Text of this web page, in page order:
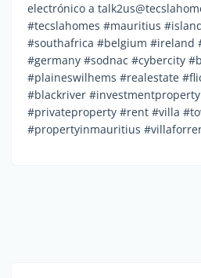
electrónico a
#tecslahomes #mauritius
#southafrica #belgium #ireland
#germany #sodnac #cybercity
#plaineswilhems #realestate
#blackriver
#privateproperty #rent #villa
#propertyinmauritius